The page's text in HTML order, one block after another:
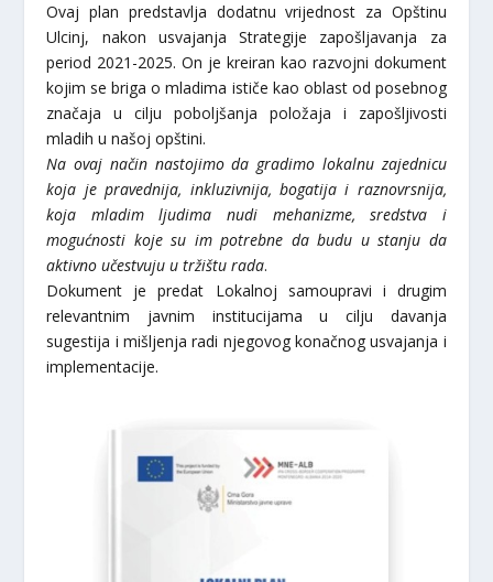
Ovaj plan predstavlja dodatnu vrijednost za Opštinu
Ulcinj, nakon usvajanja Strategije zapošljavanja za
period 2021-2025. On je kreiran kao razvojni dokument
kojim se briga o mladima ističe kao oblast od posebnog
značaja u cilju poboljšanja položaja i zapošljivosti
mladih u našoj opštini.
Na ovaj način nastojimo da gradimo lokalnu zajednicu
koja je pravednija, inkluzivnija, bogatija i raznovrsnija,
koja mladim ljudima nudi mehanizme, sredstva i
mogućnosti koje su im potrebne da budu u stanju da
aktivno učestvuju u tržištu rada.
Dokument je predat Lokalnoj samoupravi i drugim
relevantnim javnim institucijama u cilju davanja
sugestija i mišljenja radi njegovog konačnog usvajanja i
implementacije.